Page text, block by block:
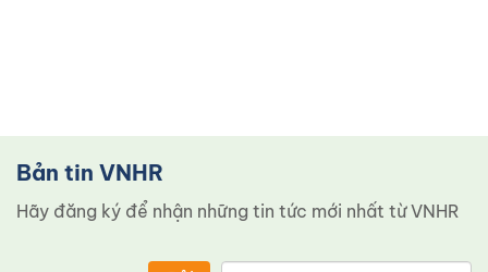
Bản tin VNHR
Hãy đăng ký để nhận những tin tức mới nhất từ ​​VNHR